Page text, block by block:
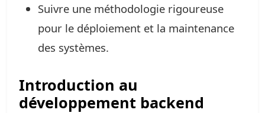
Suivre une méthodologie rigoureuse
pour le déploiement et la maintenance
des systèmes.
Introduction au
développement backend